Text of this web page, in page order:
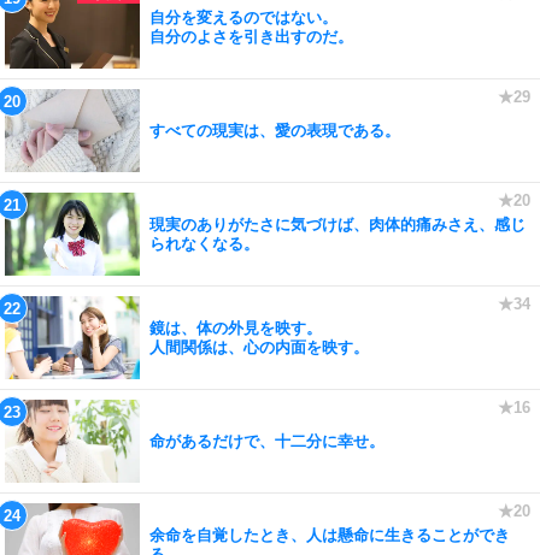
自分を変えるのではない。
自分のよさを引き出すのだ。
すべての現実は、愛の表現である。
現実のありがたさに気づけば、肉体的痛みさえ、感じ
られなくなる。
鏡は、体の外見を映す。
人間関係は、心の内面を映す。
命があるだけで、十二分に幸せ。
余命を自覚したとき、人は懸命に生きることができ